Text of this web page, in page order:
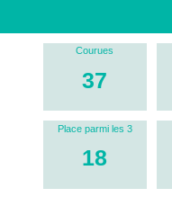
Courues
37
Place parmi les 3
18